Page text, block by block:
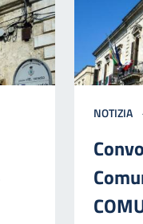
NOTIZIA